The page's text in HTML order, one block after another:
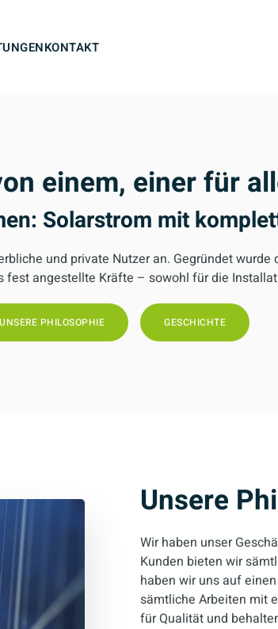
KONTAKT
einem, einer für
Solarstrom mit
und private Nutzer an. Gegründet wurde
angestellte Kräfte – sowohl für die
UNSERE PHILOSOPHIE GESCHICHTE
Unsere
Wir haben unser
Kunden bieten wir
haben wir uns auf
sämtliche Arbeiten mit
für Qualität und